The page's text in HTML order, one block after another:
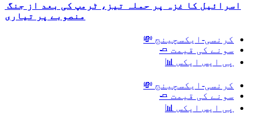
اسرائیل کا غزہ پر حملہ تیز، ٹرمپ کی بعد از جنگ
منصوبے پر تیاری
کرنسی-ایکسچینج 💸
سونے کی قیمت 🧈
پی ایس ایکس 📊
کرنسی-ایکسچینج 💸
سونے کی قیمت 🧈
پی ایس ایکس 📊